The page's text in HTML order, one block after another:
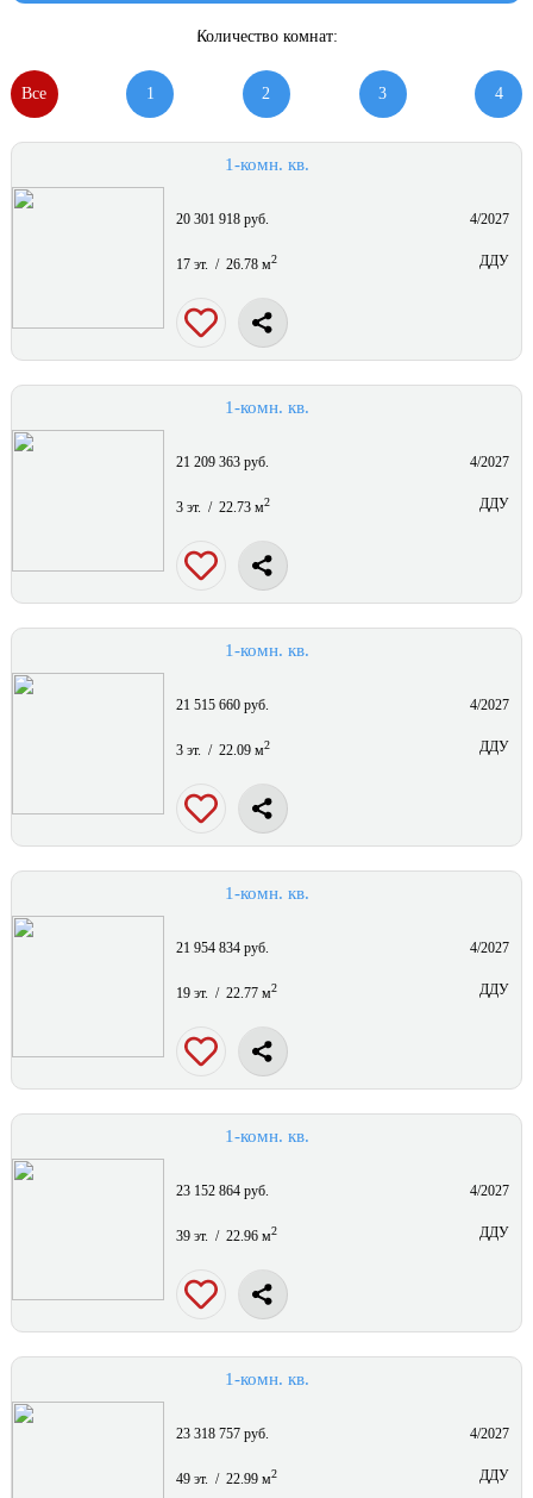
Количество комнат:
Все 1 2 3 4
1-комн. кв.
20 301 918 руб. 4/2027
17 эт. / 26.78 м2 ДДУ
1-комн. кв.
21 209 363 руб. 4/2027
3 эт. / 22.73 м2 ДДУ
1-комн. кв.
21 515 660 руб. 4/2027
3 эт. / 22.09 м2 ДДУ
1-комн. кв.
21 954 834 руб. 4/2027
19 эт. / 22.77 м2 ДДУ
1-комн. кв.
23 152 864 руб. 4/2027
39 эт. / 22.96 м2 ДДУ
1-комн. кв.
23 318 757 руб. 4/2027
49 эт. / 22.99 м2 ДДУ